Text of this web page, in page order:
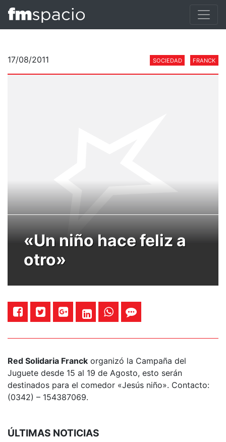
17/08/2011 SOCIEDAD FRANCK
«Un niño hace feliz a
otro»
Red Solidaria Franck organizó la Campaña del
Juguete desde 15 al 19 de Agosto, esto serán
destinados para el comedor «Jesús niño». Contacto:
(0342) – 154387069.
ÚLTIMAS NOTICIAS